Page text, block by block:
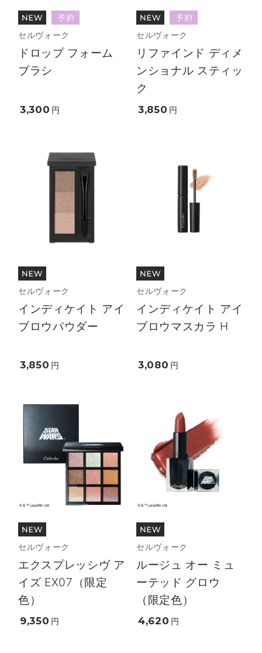
セルヴォーク
ドロップ フォーム
ブラシ
3,300 円
セルヴォーク
リファインド ディメ
ンショナル スティッ
ク
3,850 円
セルヴォーク
インディケイト アイ
ブロウパウダー
3,850 円
セルヴォーク
インディケイト アイ
ブロウマスカラ H
3,080 円
セルヴォーク
エクスプレッシヴ ア
イズ EX07（限定
色）
9,350 円
セルヴォーク
ルージュ オー ミュ
ーテッド グロウ
（限定色）
4,620 円